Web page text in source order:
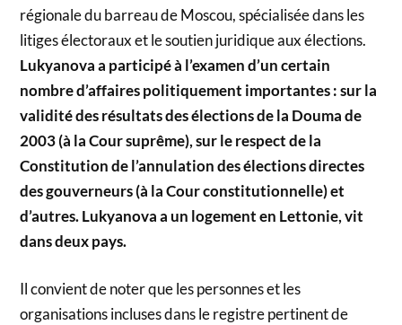
régionale du barreau de Moscou, spécialisée dans les
litiges électoraux et le soutien juridique aux élections.
Lukyanova a participé à l’examen d’un certain
nombre d’affaires politiquement importantes : sur la
validité des résultats des élections de la Douma de
2003 (à la Cour suprême), sur le respect de la
Constitution de l’annulation des élections directes
des gouverneurs (à la Cour constitutionnelle) et
d’autres. Lukyanova a un logement en Lettonie, vit
dans deux pays.
Il convient de noter que les personnes et les
organisations incluses dans le registre pertinent de